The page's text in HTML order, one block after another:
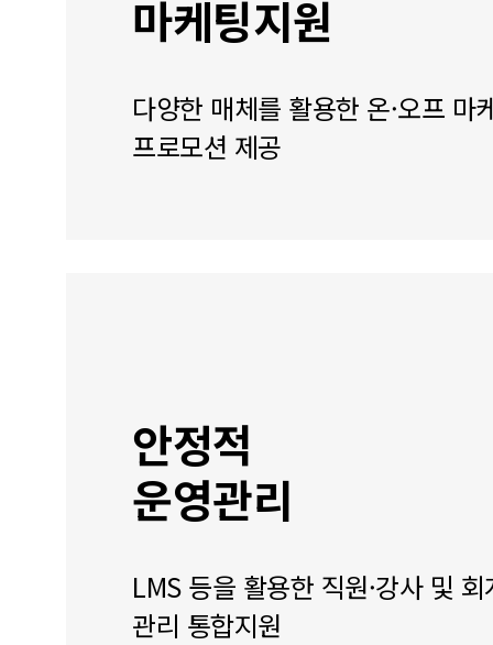
마케팅지원
다양한 매체를 활용한 온·오프 마
프로모션 제공
안정적
운영관리
LMS 등을 활용한 직원·강사 및 회
관리 통합지원